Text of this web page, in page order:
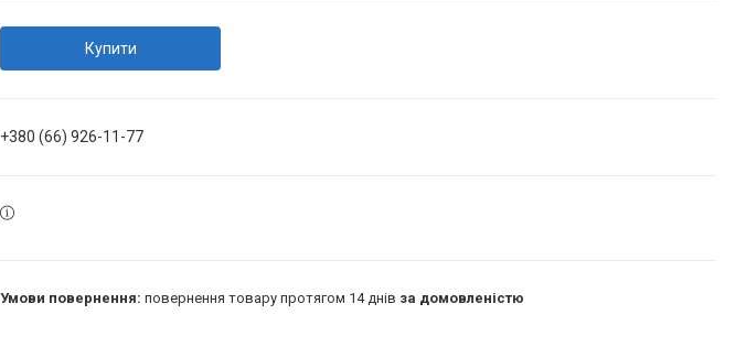
Купити
+380 (66) 926-11-77
повернення товару протягом 14 днів за домовленістю